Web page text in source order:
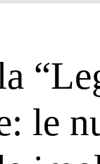
le